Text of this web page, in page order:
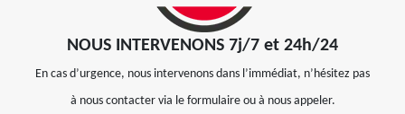
NOUS INTERVENONS 7j/7 et 24h/24
En cas d’urgence, nous intervenons dans l’immédiat, n’hésitez pas
à nous contacter via le formulaire ou à nous appeler.